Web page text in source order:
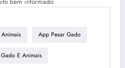
App Pesar Gado
Gado E Animais